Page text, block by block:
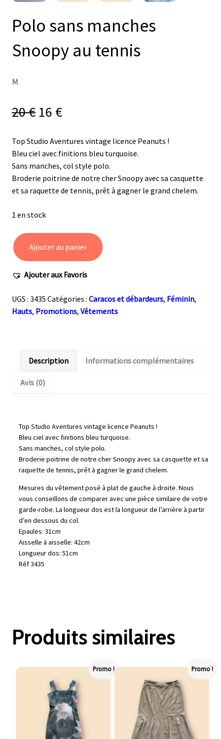
Polo sans manches
Snoopy au tennis
M
20€ 16 €
Top Studio Aventures vintage licence Peanuts !
Bleu ciel avec finitions bleu turquoise.
Sans manches, col style polo.
Broderie poitrine de notre cher Snoopy avec sa casquette
et sa raquette de tennis, prêt à gagner le grand chelem.
1 en stock
quantité
Polo
manches
Snoopy
Ajouter au panier
Ajouter aux Favoris
UGS : 3435 Catégories : Caracos et débardeurs, Féminin,
Hauts, Promotions, Vêtements
Description Informations complémentaires
Avis (0)
Top Studio Aventures vintage licence Peanuts !
Bleu ciel avec finitions bleu turquoise.
Sans manches, col style polo.
Broderie poitrine de notre cher Snoopy avec sa casquette et sa
raquette de tennis, prêt à gagner le grand chelem.
Mesures du vêtement posé à plat de gauche à droite. Nous
vous conseillons de comparer avec une pièce similaire de votre
garde-robe. La longueur dos est la longueur de l’arrière à partir
d’en dessous du col.
Epaules: 31cm
Aisselle à aisselle: 42cm
Longueur dos: 51cm
Réf 3435
Produits similaires
Promo ! Promo !